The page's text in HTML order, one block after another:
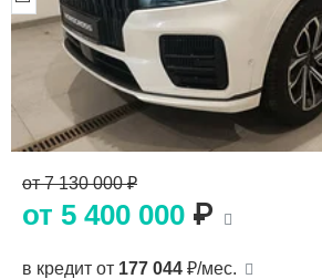
О КОМПАНИИ
КОНТАКТЫ
Избранное
Сравнение
Личный кабинет
от 7 130 000 ₽
от 5 400 000 ₽
в кредит от 177 044 ₽/мес.